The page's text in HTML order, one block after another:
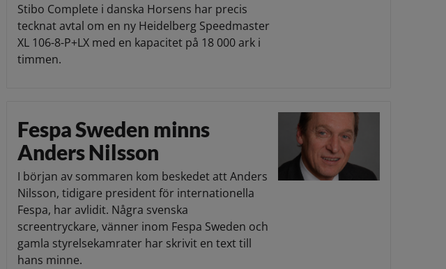
Stibo Complete i danska Horsens har precis
tecknat avtal om en ny Heidelberg Speedmaster
XL 106-8-P+LX med en kapacitet på 18 000 ark i
timmen.
Fespa Sweden minns
Anders Nilsson
I början av sommaren kom beskedet att Anders
Nilsson, tidigare president för internationella
Fespa, har avlidit. Några svenska
screentryckare, vänner inom Fespa Sweden och
gamla styrelsekamrater har skrivit en text till
hans minne.